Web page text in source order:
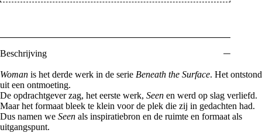
Beschrijving
Woman is het derde werk in de serie Beneath the Surface. Het ontstond
uit een ontmoeting.
De opdrachtgever zag, het eerste werk, Seen en werd op slag verliefd.
Maar het formaat bleek te klein voor de plek die zij in gedachten had.
Dus namen we Seen als inspiratiebron en de ruimte en formaat als
uitgangspunt.